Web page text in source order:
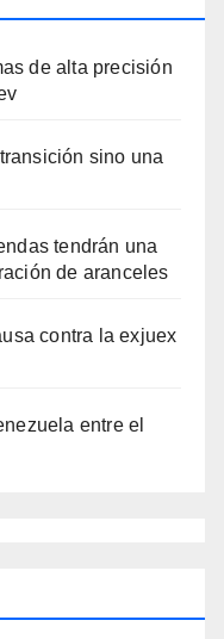
de alta precisión
sino una
tendrán una
de aranceles
contra la exjuex
entre el